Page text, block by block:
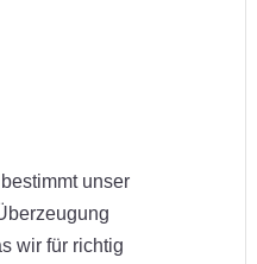
unser
wir für richtig